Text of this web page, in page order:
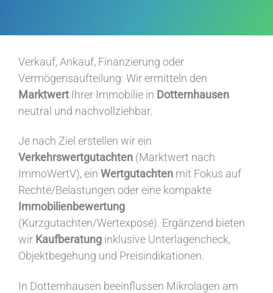
Verkauf, Ankauf, Finanzierung oder
Vermögensaufteilung: Wir ermitteln den
Marktwert Ihrer Immobilie in Dotternhausen
neutral und nachvollziehbar.
Je nach Ziel erstellen wir ein
Verkehrswertgutachten (Marktwert nach
ImmoWertV), ein Wertgutachten mit Fokus auf
Rechte/Belastungen oder eine kompakte
Immobilienbewertung
(Kurzgutachten/Wertexposé). Ergänzend bieten
wir Kaufberatung inklusive Unterlagencheck,
Objektbegehung und Preisindikationen.
In Dotternhausen beeinflussen Mikrolagen am